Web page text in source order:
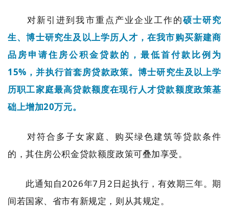
对新引进到我市重点产业企业工作的硕士研究
生、博士研究生及以上学历人才，在我市购买新建商
品房申请住房公积金贷款的，最低首付款比例为
15%，并执行首套房贷款政策。博士研究生及以上学
历职工家庭最高贷款额度在现行人才贷款额度政策基
础上增加20万元。
对符合多子女家庭、购买绿色建筑等贷款条件
的，其住房公积金贷款额度政策可叠加享受。
此通知自2026年7月2日起执行，有效期三年。期
间若国家、省市有新规定，则从其规定。